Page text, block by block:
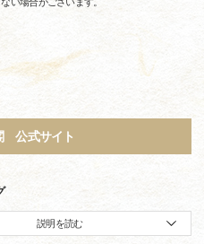
公式サイト
説明を読む